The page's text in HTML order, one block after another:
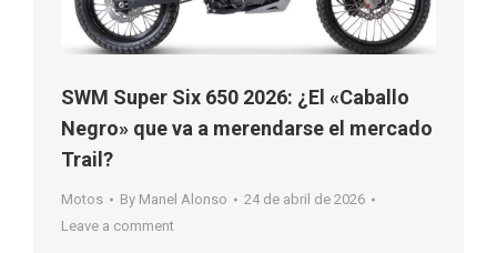
SWM Super Six 650 2026: ¿El «Caballo
Negro» que va a merendarse el mercado
Trail?
Motos By Manel Alonso
24 de abril de 2026
Leave a comment